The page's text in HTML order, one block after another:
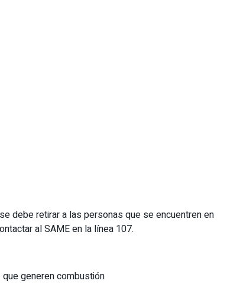
debe retirar a las personas que se encuentren en
al SAME en la línea 107.
generen combustión